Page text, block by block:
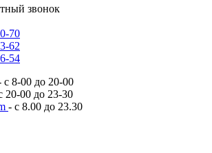
звонок
70
62
54
с 8-00 до 20-00
20-00 до 23-30
- с 8.00 до 23.30